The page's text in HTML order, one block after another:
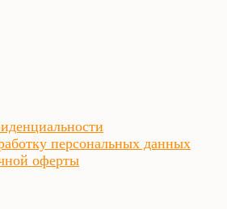
персональных данных
оферты